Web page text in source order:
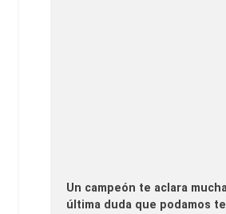
Un campeón te aclara
última duda que podamos